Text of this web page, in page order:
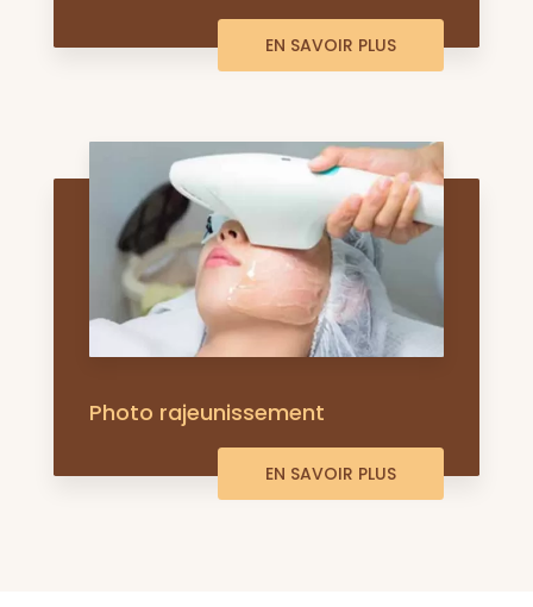
EN SAVOIR PLUS
Photo rajeunissement
EN SAVOIR PLUS